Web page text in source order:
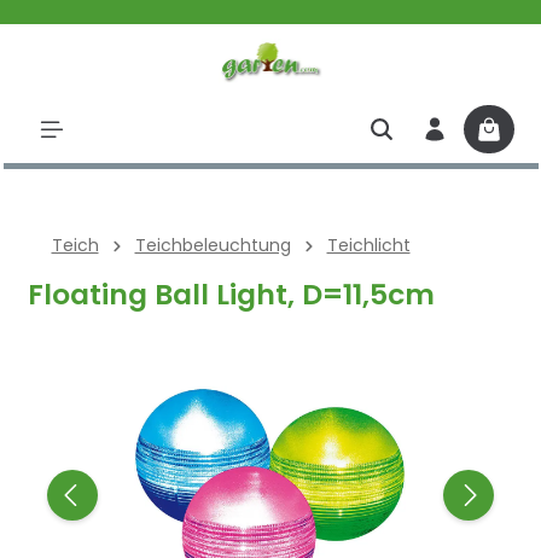
Teich Teichbeleuchtung Teichlicht
Floating Ball Light, D=11,5cm